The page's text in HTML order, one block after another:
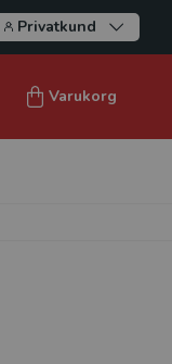
Privatkund
Varukorg